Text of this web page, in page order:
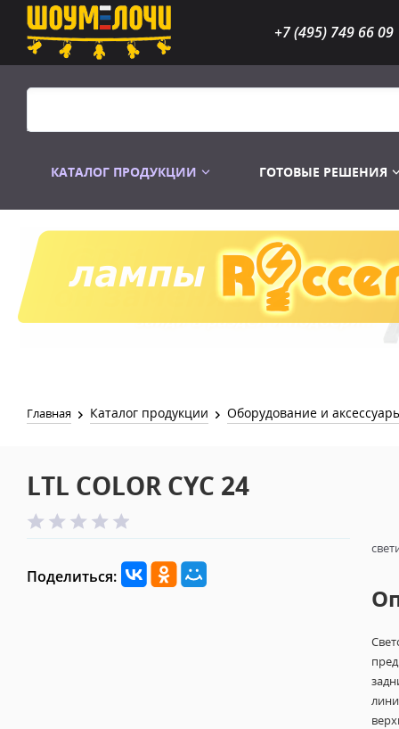
+7 (495) 749 66 09
КАТАЛОГ ПРОДУКЦИИ
Распродажа Лампы
ГОТОВЫЕ РЕШЕНИЯ
Главная Каталог продукции Оборудование и
LTL COLOR CYC 24
Поделиться: